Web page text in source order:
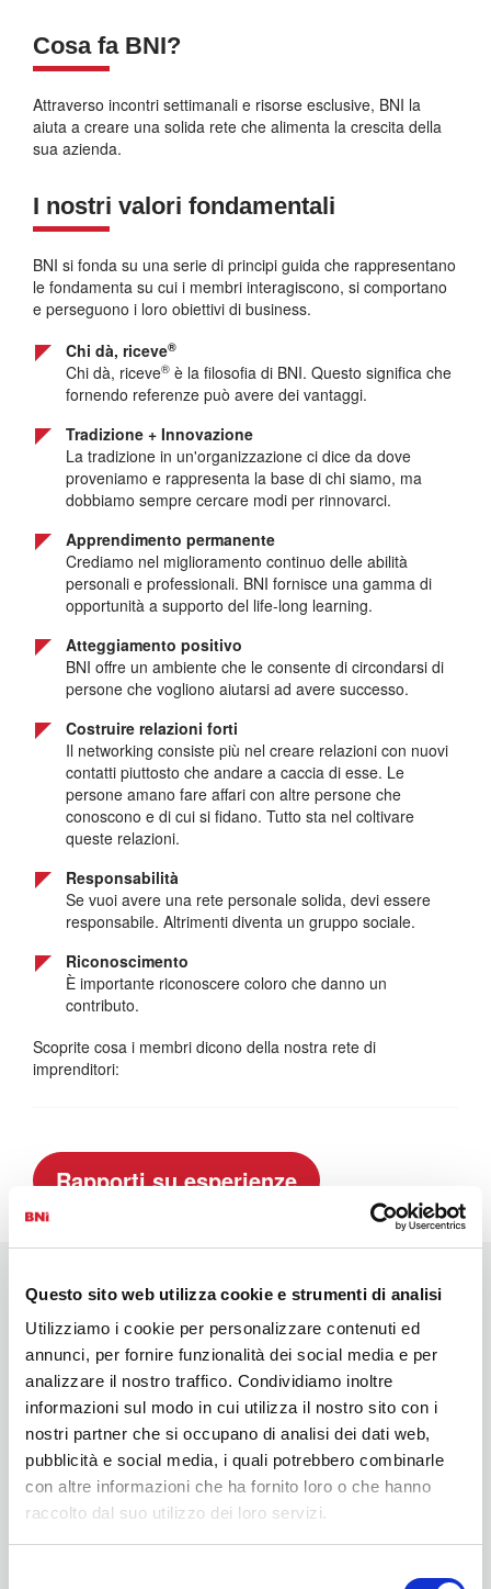
Questo sito web utilizza cookie e strumenti di analisi
Utilizziamo i cookie per personalizzare contenuti ed
annunci, per fornire funzionalità dei social media e per
analizzare il nostro traffico. Condividiamo inoltre
informazioni sul modo in cui utilizza il nostro sito con i
nostri partner che si occupano di analisi dei dati web,
pubblicità e social media, i quali potrebbero combinarle
con altre informazioni che ha fornito loro o che hanno
raccolto dal suo utilizzo dei loro servizi.
Cosa fa BNI?
Attraverso incontri settimanali e risorse esclusive, BNI la
aiuta a creare una solida rete che alimenta la crescita della
sua azienda.
I nostri valori fondamentali
BNI si fonda su una serie di principi guida che rappresentano
le fondamenta su cui i membri interagiscono, si comportano
e perseguono i loro obiettivi di business.
Chi dà, riceve®
Chi dà, riceve® è la filosofia di BNI. Questo significa che
fornendo referenze può avere dei vantaggi.
Tradizione + Innovazione
La tradizione in un'organizzazione ci dice da dove
proveniamo e rappresenta la base di chi siamo, ma
dobbiamo sempre cercare modi per rinnovarci.
Apprendimento permanente
Crediamo nel miglioramento continuo delle abilità
personali e professionali. BNI fornisce una gamma di
opportunità a supporto del life-long learning.
Atteggiamento positivo
BNI offre un ambiente che le consente di circondarsi di
persone che vogliono aiutarsi ad avere successo.
Costruire relazioni forti
Il networking consiste più nel creare relazioni con nuovi
contatti piuttosto che andare a caccia di esse. Le
persone amano fare affari con altre persone che
conoscono e di cui si fidano. Tutto sta nel coltivare
queste relazioni.
Responsabilità
Se vuoi avere una rete personale solida, devi essere
responsabile. Altrimenti diventa un gruppo sociale.
Riconoscimento
È importante riconoscere coloro che danno un
contributo.
Scoprite cosa i membri dicono della nostra rete di
imprenditori:
Rapporti su esperienze
Links
Registrazione visitatori
Storie di successo
Panoramica delle riunione
Eventi